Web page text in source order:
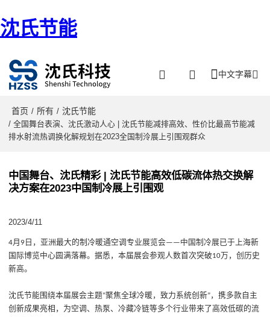
沈氏节能
中文字幕
首页 / 所有 / 沈氏节能
/ 全国舞台表演、沈氏激动人心 | 沈氏节能减排高效、性价比最高节能减
排水射流热调换化解规划在2023全国制泠展上引围观群众
中国舞台、沈氏精彩 | 沈氏节能高效低碳流体热交换解
决方案在2023中国制冷展上引围观
2023/4/11
4月 9 日，亚洲最大的制冷暖通空调专业展览会——中国制冷展已于上海新
国际博览中心圆满落幕。据悉，本届展会参观人数首次突破10万，创历史
新高。
沈氏节能围绕本届展会主题“聚焦全球冷暖，致力系统创新”，携多款自主
创新成果亮相，为空调、热泵、冷藏冷链等多个行业带来了高效低碳的流